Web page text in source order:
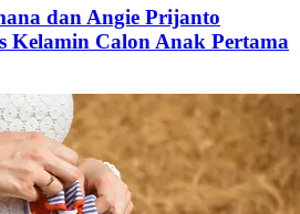
dan Angie Prijanto
Kelamin Calon Anak Pertama